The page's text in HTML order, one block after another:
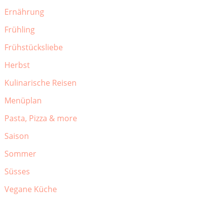
Ernährung
Frühling
Frühstücksliebe
Herbst
Kulinarische Reisen
Menüplan
Pasta, Pizza & more
Saison
Sommer
Süsses
Vegane Küche